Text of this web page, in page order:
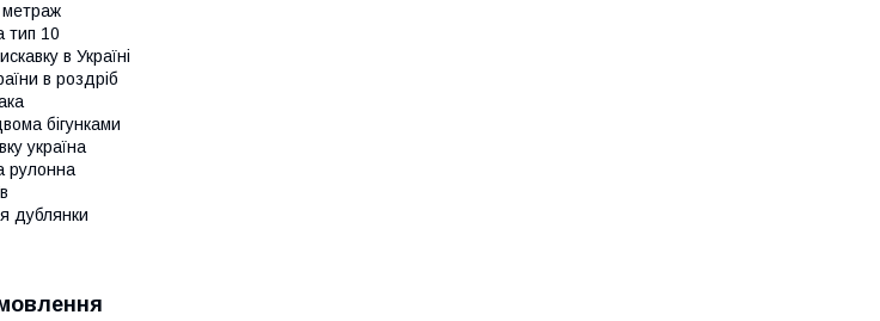
метраж
тип 10
в Україні
в роздріб
бігунками
україна
рулонна
дублянки